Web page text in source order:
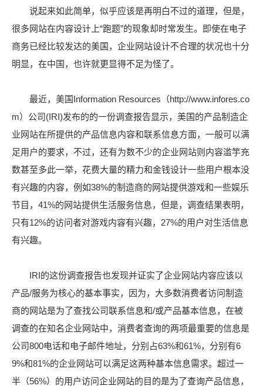
说起来如此简单，似乎应该是再明白不过的道理，但是，
很多网站在内容设计上“跑题”的现象却时常发生。即使在电子
商务已经比较发达的美国，企业网站设计不合理的状况也十分
明显，在中国，也许就更显得不足为怪了。
最近，美国Information Resources（http://www.infores.co
m）公司(IRI)发布的的一份调查报告显示，美国的产品制造企
业网站在所提供的产品信息内容和联系信息方面，一般可以满
足用户的要求，不过，还有为数不少的企业网站则内容滥竽充
数甚至多此一举，花费大量的精力和金钱设计一些用户根本没
有兴趣的内容，例如38%的制造商的网站提供游戏和一些娱乐
节目，41%的网站提供生活服务信息，但是，调查结果表明，
只有12%的访问者对游戏内容有兴趣，27%的用户对生活信息
有兴趣。
IRI的这份调查报告也发现并证实了企业网站内容应该以
产品/服务为核心的基本事实，因为，大多数消费者访问制造
商的网站是为了查找公司联系信息和/或产品基本信息，在被
调查的在知名企业网站中，消费者查询的两项最重要的信息是
公司800电话和电子邮件地址，分别占63%和61%，分别有6
9%和81%的企业网站可以满足这两种基本信息需求。超过一
半（56%）的用户访问企业网站的目的是为了查询产品信息，